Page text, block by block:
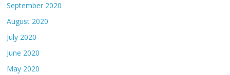
September 2020
August 2020
July 2020
June 2020
May 2020